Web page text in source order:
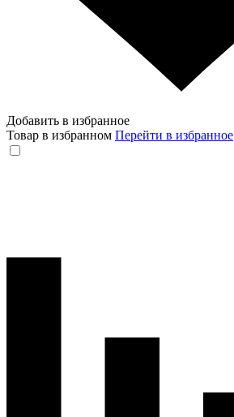
Добавить в избранное
Товар в избранном Перейти в избранное